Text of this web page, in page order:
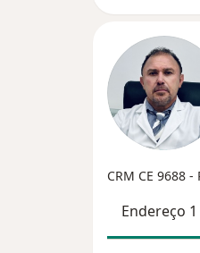
CRM CE 9688 -
Endereço 1